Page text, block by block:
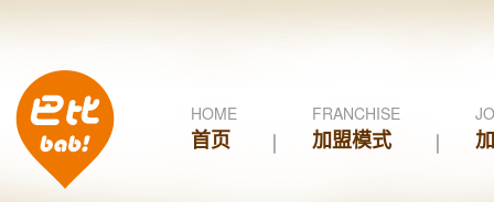
HOME
首页
FRANCHISE
加盟模式